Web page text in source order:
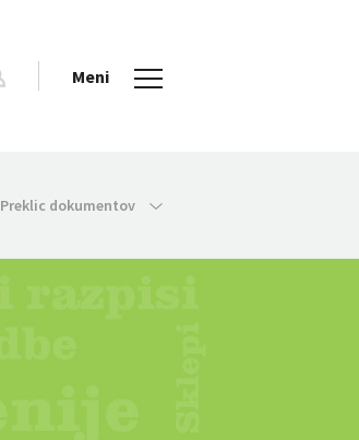
Meni
Preklic dokumentov